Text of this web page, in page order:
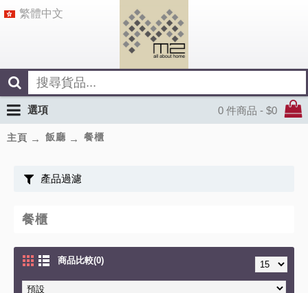
繁體中文
0 件商品 - $0
選項
主頁 飯廳 餐櫃
產品過濾
餐櫃
商品比較(0)